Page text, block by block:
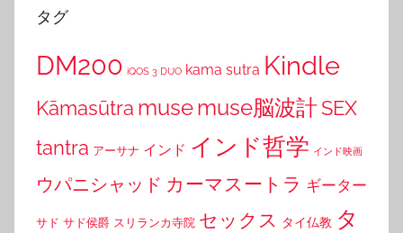
タグ
DM200 iQOS 3 DUO kama sutra Kindle
Kāmasūtra musemuse脳波計SEX
tantra アーサナ インド インド哲学 インド映画
ウパニシャッド カーマスートラ ギーター
サド サド侯爵 スリランカ寺院 セックス タイ仏教 タ